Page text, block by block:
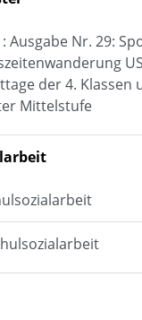
Ausgabe Nr. 29:
der 4. Klassen
Mittelstufe